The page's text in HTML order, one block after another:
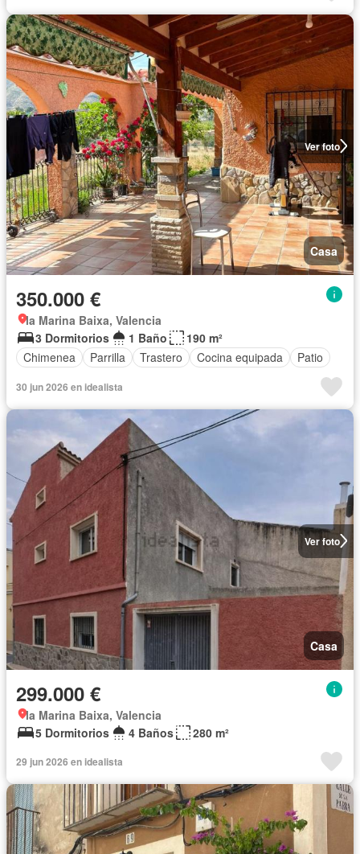
Ver foto
Casa
350.000 €
la Marina Baixa, Valencia
3 Dormitorios
1 Baño
190 m²
Chimenea
Parrilla Trastero Cocina equipada Patio
30 jun 2026 en idealista
Ver foto
Casa
299.000 €
la Marina Baixa, Valencia
5 Dormitorios
4 Baños 280 m²
29 jun 2026 en idealista